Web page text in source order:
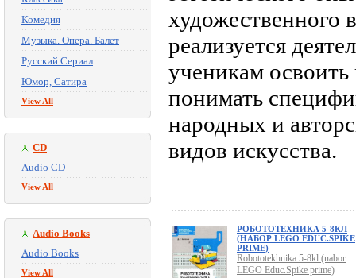
Комедия
Музыка. Опера. Балет
Русский Сериал
Юмор, Сатира
View All
CD
Audio CD
View All
Audio Books
Audio Books
View All
художественного
реализуется
ученикам освоить
понимать
народных и
видов искусства.
РОБОТОТЕХНИКА 5-8КЛ
(НАБОР LEGO EDUC.SPIKE
PRIME)
Robototekhnika 5-8kl (nabor
LEGO Educ.Spike prime)